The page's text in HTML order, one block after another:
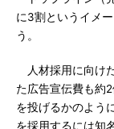
に3割というイメ
う。
人材採用に向け
た広告宣伝費も約
を投げるかのよう
を採用するには知